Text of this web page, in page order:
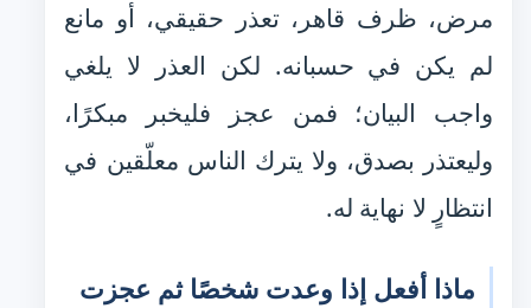
مرض، ظرف قاهر، تعذر حقيقي، أو مانع
لم يكن في حسبانه. لكن العذر لا يلغي
واجب البيان؛ فمن عجز فليخبر مبكرًا،
وليعتذر بصدق، ولا يترك الناس معلّقين في
انتظارٍ لا نهاية له.
ماذا أفعل إذا وعدت شخصًا ثم عجزت